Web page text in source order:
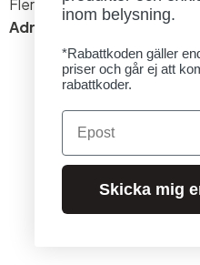
Fler kontaktuppgifter »
Adress:
Kungsholmsgatan
© 2026 Stockholms
inom belysning.
*Rabattkoden gäller
priser och går ej att
rabattkoder.
Email
Skicka mig